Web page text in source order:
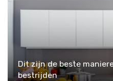
Dit zijn de beste
bestrijden